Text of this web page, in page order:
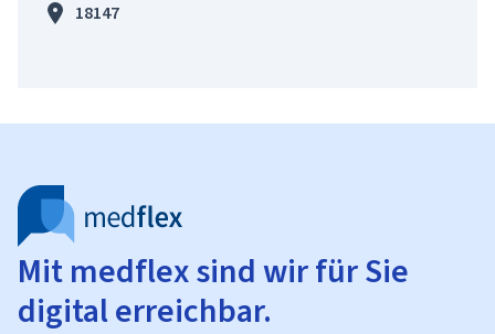
18147
Mit medflex sind wir für Sie
digital erreichbar.